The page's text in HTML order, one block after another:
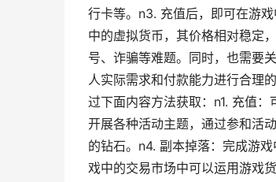
行卡等。n3. 充值后，即可在游
中的虚拟货币，其价格相对稳定
号、诈骗等难题。同时，也需要
人实际需求和付款能力进行合理
过下面内容方法获取：n1. 充值
开展各种活动主题，通过参和活
的钻石。n4. 副本掉落：完成游
戏中的交易市场中可以运用游戏